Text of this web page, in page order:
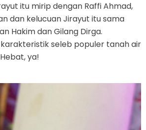
itu mirip dengan Raffi Ahmad,
dan kelucuan Jirayut itu sama
Hakim dan Gilang Dirga.
karakteristik seleb populer tanah air
ya!